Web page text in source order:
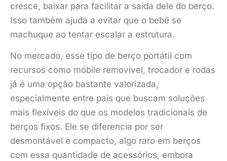
cresce, baixar para facilitar a saída dele do berço.
Isso também ajuda a evitar que o bebê se
machuque ao tentar escalar a estrutura.
No mercado, esse tipo de berço portátil com
recursos como móbile removível, trocador e rodas
já é uma opção bastante valorizada,
especialmente entre pais que buscam soluções
mais flexíveis do que os modelos tradicionais de
berços fixos. Ele se diferencia por ser
desmontável e compacto, algo raro em berços
com essa quantidade de acessórios, embora